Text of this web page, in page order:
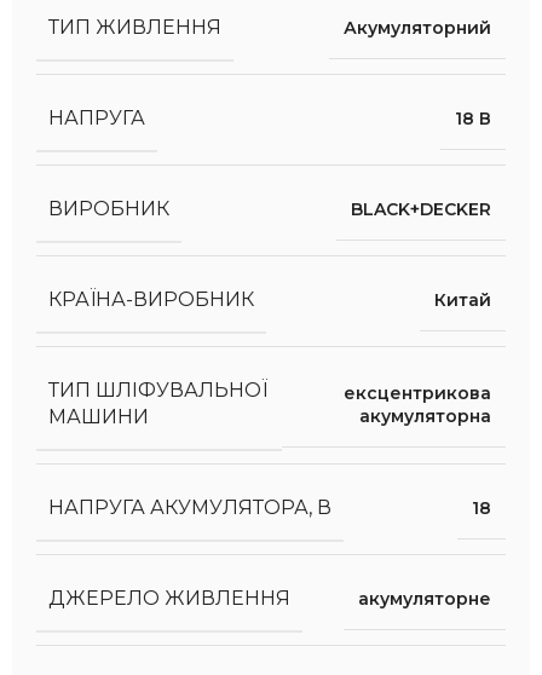
ТИП ЖИВЛЕННЯ Акумуляторний
НАПРУГА 18 В
ВИРОБНИК BLACK+DECKER
КРАЇНА-ВИРОБНИК Китай
ТИП ШЛІФУВАЛЬНОЇ
МАШИНИ
ексцентрикова
акумуляторна
НАПРУГА АКУМУЛЯТОРА, В 18
ДЖЕРЕЛО ЖИВЛЕННЯ акумуляторне